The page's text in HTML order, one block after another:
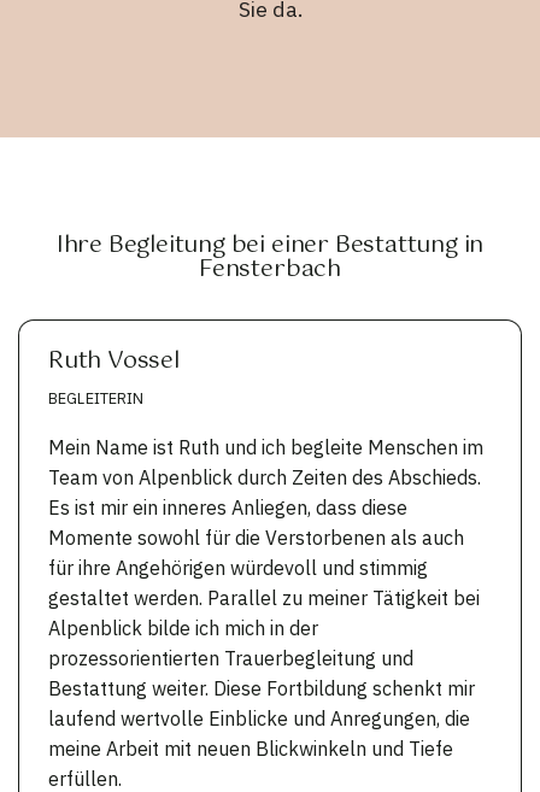
Sie da.
Ihre Begleitung bei einer Bestattung in
Fensterbach
Ruth Vossel
BEGLEITERIN
Mein Name ist Ruth und ich begleite Menschen im
Team von Alpenblick durch Zeiten des Abschieds.
Es ist mir ein inneres Anliegen, dass diese
Momente sowohl für die Verstorbenen als auch
für ihre Angehörigen würdevoll und stimmig
gestaltet werden. Parallel zu meiner Tätigkeit bei
Alpenblick bilde ich mich in der
prozessorientierten Trauerbegleitung und
Bestattung weiter. Diese Fortbildung schenkt mir
laufend wertvolle Einblicke und Anregungen, die
meine Arbeit mit neuen Blickwinkeln und Tiefe
erfüllen.